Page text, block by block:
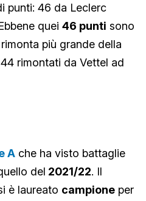
punti: 46 da Leclerc
quei 46 punti sono
più grande della
rimontati da Vettel ad
A che ha visto battaglie
del 2021/22. Il
è laureato campione per